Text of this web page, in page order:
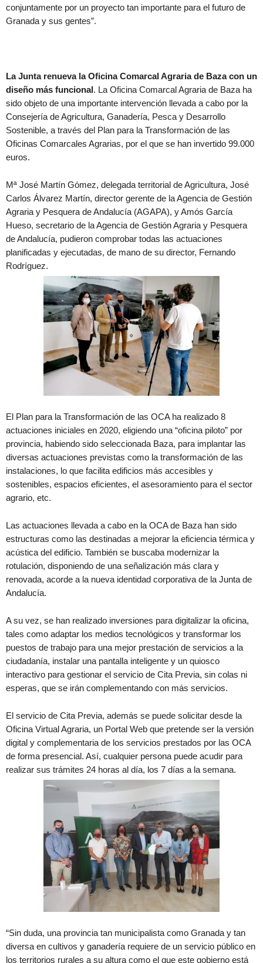
conjuntamente por un proyecto tan importante para el futuro de
Granada y sus gentes”.
La Junta renueva la Oficina Comarcal Agraria de Baza con un
diseño más funcional. La Oficina Comarcal Agraria de Baza ha
sido objeto de una importante intervención llevada a cabo por la
Consejería de Agricultura, Ganadería, Pesca y Desarrollo
Sostenible, a través del Plan para la Transformación de las
Oficinas Comarcales Agrarias, por el que se han invertido 99.000
euros.
Mª José Martín Gómez, delegada territorial de Agricultura, José
Carlos Álvarez Martín, director gerente de la Agencia de Gestión
Agraria y Pesquera de Andalucía (AGAPA), y Amós García
Hueso, secretario de la Agencia de Gestión Agraria y Pesquera
de Andalucía, pudieron comprobar todas las actuaciones
planificadas y ejecutadas, de mano de su director, Fernando
Rodríguez.
El Plan para la Transformación de las OCA ha realizado 8
actuaciones iniciales en 2020, eligiendo una “oficina piloto” por
provincia, habiendo sido seleccionada Baza, para implantar las
diversas actuaciones previstas como la transformación de las
instalaciones, lo que facilita edificios más accesibles y
sostenibles, espacios eficientes, el asesoramiento para el sector
agrario, etc.
Las actuaciones llevada a cabo en la OCA de Baza han sido
estructuras como las destinadas a mejorar la eficiencia térmica y
acústica del edificio. También se buscaba modernizar la
rotulación, disponiendo de una señalización más clara y
renovada, acorde a la nueva identidad corporativa de la Junta de
Andalucía.
A su vez, se han realizado inversiones para digitalizar la oficina,
tales como adaptar los medios tecnológicos y transformar los
puestos de trabajo para una mejor prestación de servicios a la
ciudadanía, instalar una pantalla inteligente y un quiosco
interactivo para gestionar el servicio de Cita Previa, sin colas ni
esperas, que se irán complementando con más servicios.
El servicio de Cita Previa, además se puede solicitar desde la
Oficina Virtual Agraria, un Portal Web que pretende ser la versión
digital y complementaria de los servicios prestados por las OCA
de forma presencial. Así, cualquier persona puede acudir para
realizar sus trámites 24 horas al día, los 7 días a la semana.
“Sin duda, una provincia tan municipalista como Granada y tan
diversa en cultivos y ganadería requiere de un servicio público en
los territorios rurales a su altura como el que este gobierno está